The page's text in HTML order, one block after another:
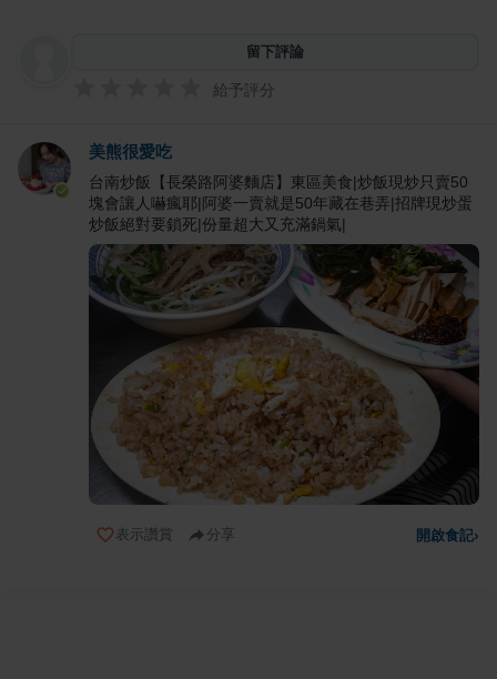
留下評論
給予評分
美熊很愛吃
台南炒飯【長榮路阿婆麵店】東區美食|炒飯現炒只賣50
塊會讓人嚇瘋耶|阿婆一賣就是50年藏在巷弄|招牌現炒蛋
炒飯絕對要鎖死|份量超大又充滿鍋氣|
表示讚賞 分享 開啟食記›